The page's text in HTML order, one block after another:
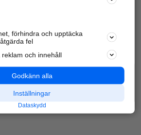
förhindra och upptäcka
fel
och innehåll
Godkänn alla
Inställningar
Dataskydd